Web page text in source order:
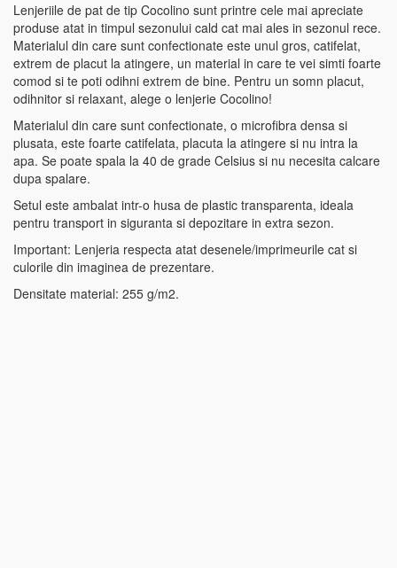
Lenjeriile de pat de tip Cocolino sunt printre cele mai apreciate
produse atat in timpul sezonului cald cat mai ales in sezonul rece.
Materialul din care sunt confectionate este unul gros, catifelat,
extrem de placut la atingere, un material in care te vei simti foarte
comod si te poti odihni extrem de bine. Pentru un somn placut,
odihnitor si relaxant, alege o lenjerie Cocolino!
Materialul din care sunt confectionate, o microfibra densa si
plusata, este foarte catifelata, placuta la atingere si nu intra la
apa. Se poate spala la 40 de grade Celsius si nu necesita calcare
dupa spalare.
Setul este ambalat intr-o husa de plastic transparenta, ideala
pentru transport in siguranta si depozitare in extra sezon.
Important: Lenjeria respecta atat desenele/imprimeurile cat si
culorile din imaginea de prezentare.
Densitate material: 255 g/m2.